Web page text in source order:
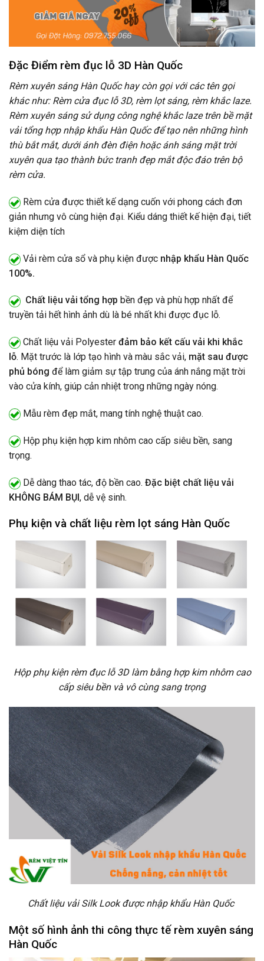
Đặc Điểm rèm đục lỗ 3D Hàn Quốc
Rèm xuyên sáng Hàn Quốc hay còn gọi với các tên gọi
khác như: Rèm cửa đục lỗ 3D, rèm lọt sáng, rèm khắc laze.
Rèm xuyên sáng sử dụng công nghệ khắc laze trên bề mặt
vải tổng hợp nhập khẩu Hàn Quốc để tạo nên những hình
thù bắt mắt, dưới ánh đèn điện hoặc ánh sáng mặt trời
xuyên qua tạo thành bức tranh đẹp mắt độc đáo trên bộ
rèm cửa.
Rèm cửa được thiết kế dạng cuốn với phong cách đơn
giản nhưng vô cùng hiện đại. Kiểu dáng thiết kế hiện đại, tiết
kiệm diện tích
Vải rèm cửa sổ và phụ kiện được nhập khẩu Hàn Quốc
100%.
Chất liệu vải tổng hợp bền đẹp và phù hợp nhất để
truyền tải hết hình ảnh dù là bé nhất khi được đục lỗ.
Chất liệu vải Polyester đảm bảo kết cấu vải khi khắc
lỗ. Mặt trước là lớp tạo hình và màu sắc vải, mặt sau được
phủ bóng để làm giảm sự tập trung của ánh nắng mặt trời
vào cửa kính, giúp cản nhiệt trong những ngày nóng.
Mẫu rèm đẹp mắt, mang tính nghệ thuật cao.
Hộp phụ kiện hợp kim nhôm cao cấp siêu bền, sang
trọng.
Dễ dàng thao tác, độ bền cao. Đặc biệt chất liệu vải
KHÔNG BÁM BỤI, dễ vệ sinh.
Phụ kiện và chất liệu rèm lọt sáng Hàn Quốc
Hộp phụ kiện rèm đục lỗ 3D làm bằng hợp kim nhôm cao
cấp siêu bền và vô cùng sang trọng
Chất liệu vải Silk Look được nhập khẩu Hàn Quốc
Một số hình ảnh thi công thực tế rèm xuyên sáng
Hàn Quốc